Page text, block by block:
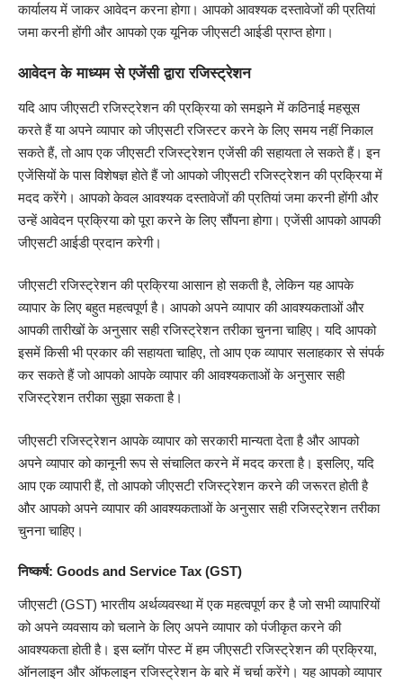
कार्यालय में जाकर आवेदन करना होगा। आपको आवश्यक दस्तावेजों की प्रतियां
जमा करनी होंगी और आपको एक यूनिक जीएसटी आईडी प्राप्त होगा।
आवेदन के माध्यम से एजेंसी द्वारा रजिस्ट्रेशन
यदि आप जीएसटी रजिस्ट्रेशन की प्रक्रिया को समझने में कठिनाई महसूस
करते हैं या अपने व्यापार को जीएसटी रजिस्टर करने के लिए समय नहीं निकाल
सकते हैं, तो आप एक जीएसटी रजिस्ट्रेशन एजेंसी की सहायता ले सकते हैं। इन
एजेंसियों के पास विशेषज्ञ होते हैं जो आपको जीएसटी रजिस्ट्रेशन की प्रक्रिया में
मदद करेंगे। आपको केवल आवश्यक दस्तावेजों की प्रतियां जमा करनी होंगी और
उन्हें आवेदन प्रक्रिया को पूरा करने के लिए सौंपना होगा। एजेंसी आपको आपकी
जीएसटी आईडी प्रदान करेगी।
जीएसटी रजिस्ट्रेशन की प्रक्रिया आसान हो सकती है, लेकिन यह आपके
व्यापार के लिए बहुत महत्वपूर्ण है। आपको अपने व्यापार की आवश्यकताओं और
आपकी तारीखों के अनुसार सही रजिस्ट्रेशन तरीका चुनना चाहिए। यदि आपको
इसमें किसी भी प्रकार की सहायता चाहिए, तो आप एक व्यापार सलाहकार से संपर्क
कर सकते हैं जो आपको आपके व्यापार की आवश्यकताओं के अनुसार सही
रजिस्ट्रेशन तरीका सुझा सकता है।
जीएसटी रजिस्ट्रेशन आपके व्यापार को सरकारी मान्यता देता है और आपको
अपने व्यापार को कानूनी रूप से संचालित करने में मदद करता है। इसलिए, यदि
आप एक व्यापारी हैं, तो आपको जीएसटी रजिस्ट्रेशन करने की जरूरत होती है
और आपको अपने व्यापार की आवश्यकताओं के अनुसार सही रजिस्ट्रेशन तरीका
चुनना चाहिए।
निष्कर्ष: Goods and Service Tax (GST)
जीएसटी (GST) भारतीय अर्थव्यवस्था में एक महत्वपूर्ण कर है जो सभी व्यापारियों
को अपने व्यवसाय को चलाने के लिए अपने व्यापार को पंजीकृत करने की
आवश्यकता होती है। इस ब्लॉग पोस्ट में हम जीएसटी रजिस्ट्रेशन की प्रक्रिया,
ऑनलाइन और ऑफलाइन रजिस्ट्रेशन के बारे में चर्चा करेंगे। यह आपको व्यापार